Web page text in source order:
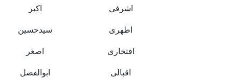
اشرفی اکبر
اطهری سیدحسین
افتخاری اصغر
اقبالی ابوالفضل